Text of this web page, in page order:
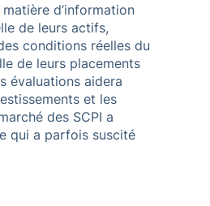
d’information
de leurs actifs,
conditions réelles du
de leurs placements
évaluations aidera
et les
des SCPI a
qui a parfois suscité